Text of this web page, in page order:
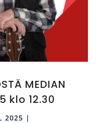
MEDIAN
klo 12.30
2025 |